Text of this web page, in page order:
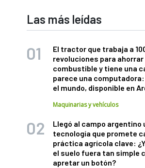
Las más leídas
El tractor que trabaja a
revoluciones para ahorrar
combustible y tiene una
parece una
el mundo, disponible en
Maquinarias y vehículos
Llegó al campo argentino
tecnología que promete
práctica agrícola clave:
el suelo fuera tan simple
apretar un botón?